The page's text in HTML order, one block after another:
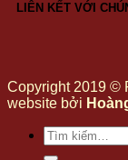
LIÊN KẾT VỚI
Copyright 2019 ©
website bởi
Tìm
kiếm: